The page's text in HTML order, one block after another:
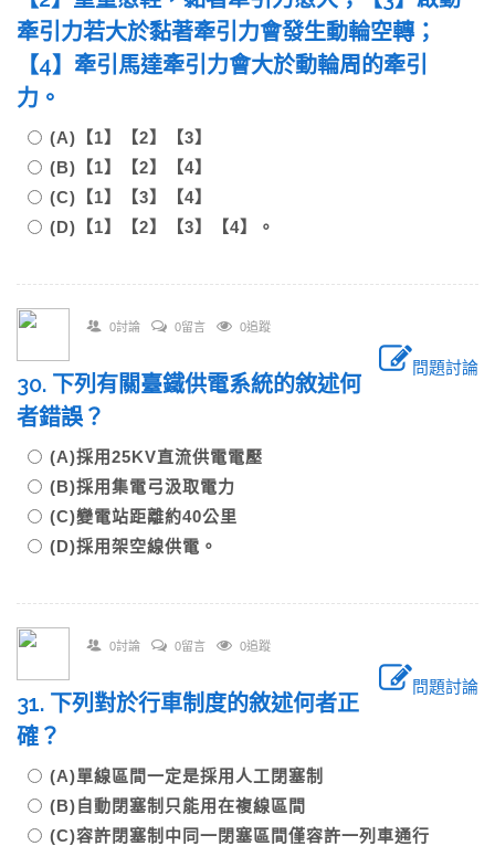
牽引力若大於黏著牽引力會發生動輪空轉；
【4】牽引馬達牽引力會大於動輪周的牽引
力。
(A)【1】【2】【3】
(B)【1】【2】【4】
(C)【1】【3】【4】
(D)【1】【2】【3】【4】。
0討論 0留言 0追蹤
問題討論
30. 下列有關臺鐵供電系統的敘述何
者錯誤？
(A)採用25KV直流供電電壓
(B)採用集電弓汲取電力
(C)變電站距離約40公里
(D)採用架空線供電。
0討論 0留言 0追蹤
問題討論
31. 下列對於行車制度的敘述何者正
確？
(A)單線區間一定是採用人工閉塞制
(B)自動閉塞制只能用在複線區間
(C)容許閉塞制中同一閉塞區間僅容許一列車通行